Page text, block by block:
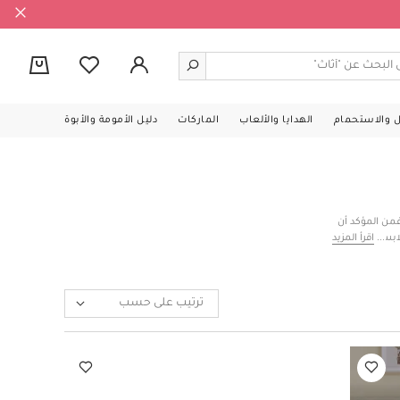
والاستحمام الهدايا والألعاب الماركات دليل الأمومة والأبوة
المؤكد أن
الأطفال
غرف الحضانة
اقرأ المزيد
ترتيب على حسب